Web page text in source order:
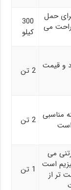
حمل
راحت می
300
کیلو
و قیمت 2 تن
مناسبی
2 تن
می
است
تر از
1 تن